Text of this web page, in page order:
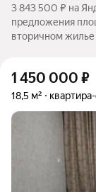
3 843 500 ₽ на
предложения
вторичном жилье
1 450 000 ₽
18,5 м²